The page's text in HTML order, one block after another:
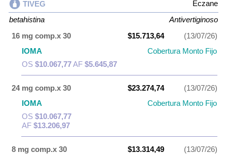
TIVEG
Eczane
betahistina
Antivertiginoso
16 mg comp.x 30
$15.713,64
(13/07/26)
IOMA
Cobertura Monto Fijo
OS $10.067,77AF $5.645,87
24 mg comp.x 30 $23.274,74
(13/07/26)
IOMA
Cobertura Monto Fijo
OS $10.067,77
AF $13.206,97
8 mg comp.x 30 $13.314,49
(13/07/26)